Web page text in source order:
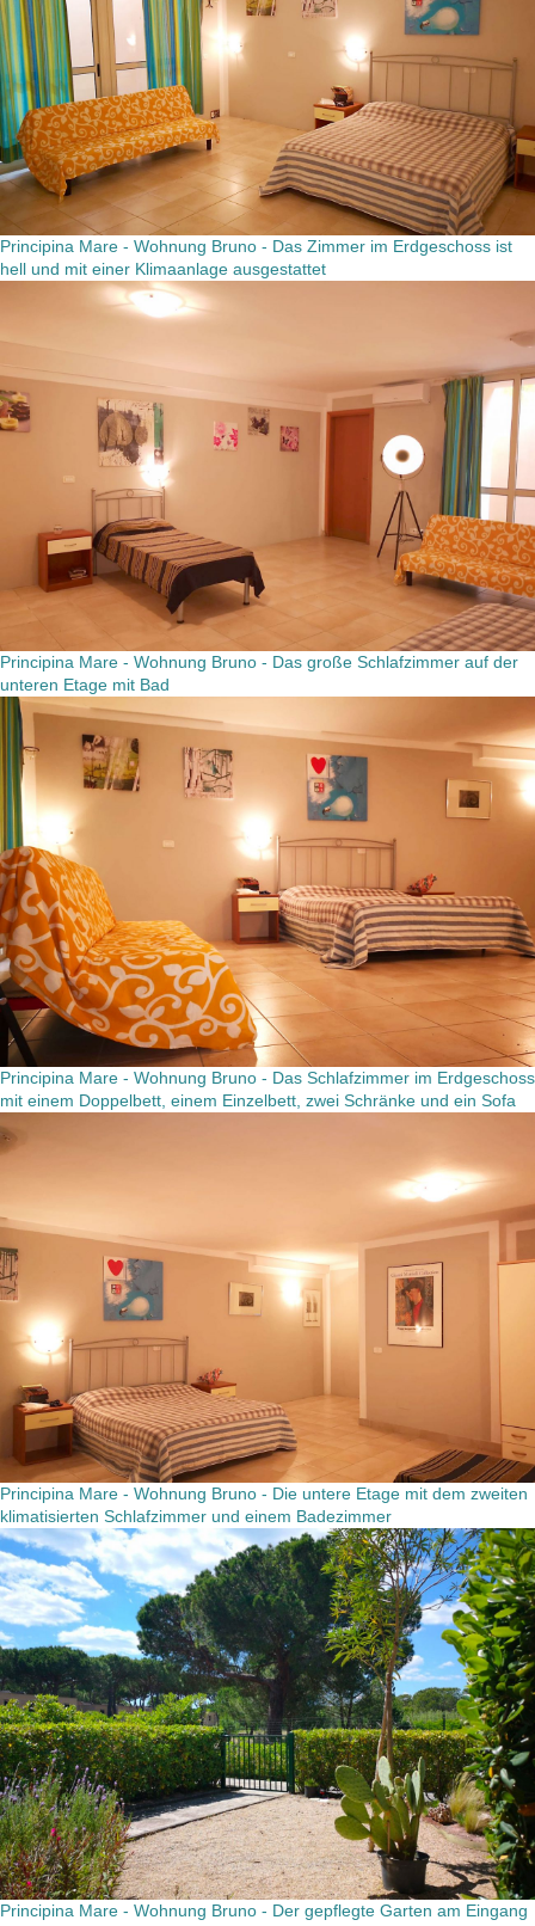
Principina Mare - Wohnung Bruno - Das Zimmer im Erdgeschoss ist
hell und mit einer Klimaanlage ausgestattet
Principina Mare - Wohnung Bruno - Das große Schlafzimmer auf der
unteren Etage mit Bad
Principina Mare - Wohnung Bruno - Das Schlafzimmer im Erdgeschoss
mit einem Doppelbett, einem Einzelbett, zwei Schränke und ein Sofa
Principina Mare - Wohnung Bruno - Die untere Etage mit dem zweiten
klimatisierten Schlafzimmer und einem Badezimmer
Principina Mare - Wohnung Bruno - Der gepflegte Garten am Eingang